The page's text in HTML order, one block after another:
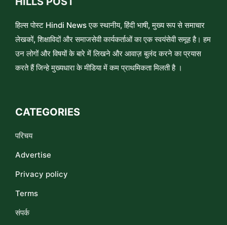
हिल्स पोस्ट Hindi News एक स्थानीय, हिंदी भाषी, मुख्य रूप से समाचार
लेखकों, शिक्षाविदों और समाजसेवी कार्यकर्ताओं का एक स्वयंसेवी समूह है। हम
उन लोगों और विषयों के बारे में लिखने और आवाज़ बुलंद करने का प्रयास
करते हैं जिन्हे मुख्यधारा के मीडिया में कम प्राथमिकता मिलती है ।
CATEGORIES
परिचय
Advertise
Privacy policy
Terms
संपर्क